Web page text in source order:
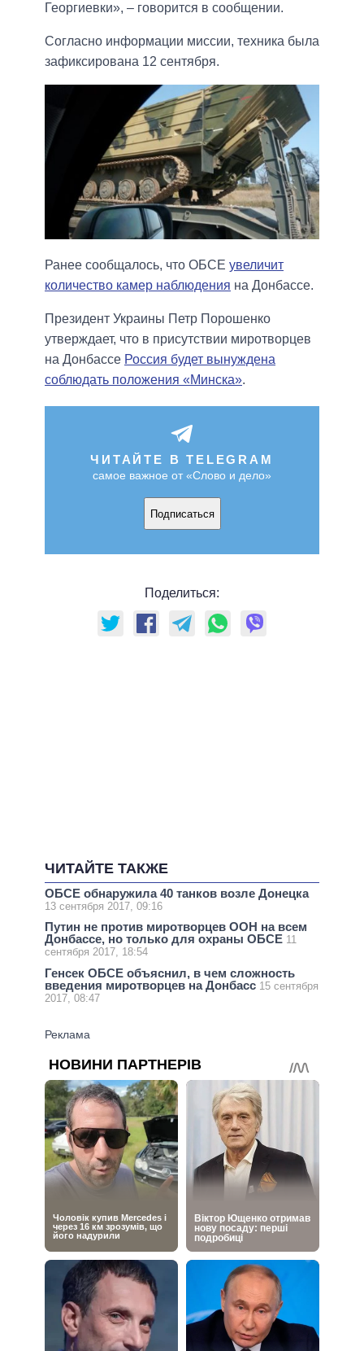
Георгиевки», – говорится в сообщении.
Согласно информации миссии, техника была
зафиксирована 12 сентября.
Ранее сообщалось, что ОБСЕ увеличит
количество камер наблюдения на Донбассе.
Президент Украины Петр Порошенко
утверждает, что в присутствии миротворцев
на Донбассе Россия будет вынуждена
соблюдать положения «Минска».
ЧИТАЙТЕ В TELEGRAM
самое важное от «Слово и дело»
Подписаться
Поделиться:
ЧИТАЙТЕ ТАКЖЕ
ОБСЕ обнаружила 40 танков возле Донецка
13 сентября 2017, 09:16
Путин не против миротворцев ООН на всем
Донбассе, но только для охраны ОБСЕ 11
сентября 2017, 18:54
Генсек ОБСЕ объяснил, в чем сложность
введения миротворцев на Донбасс 15 сентября
2017, 08:47